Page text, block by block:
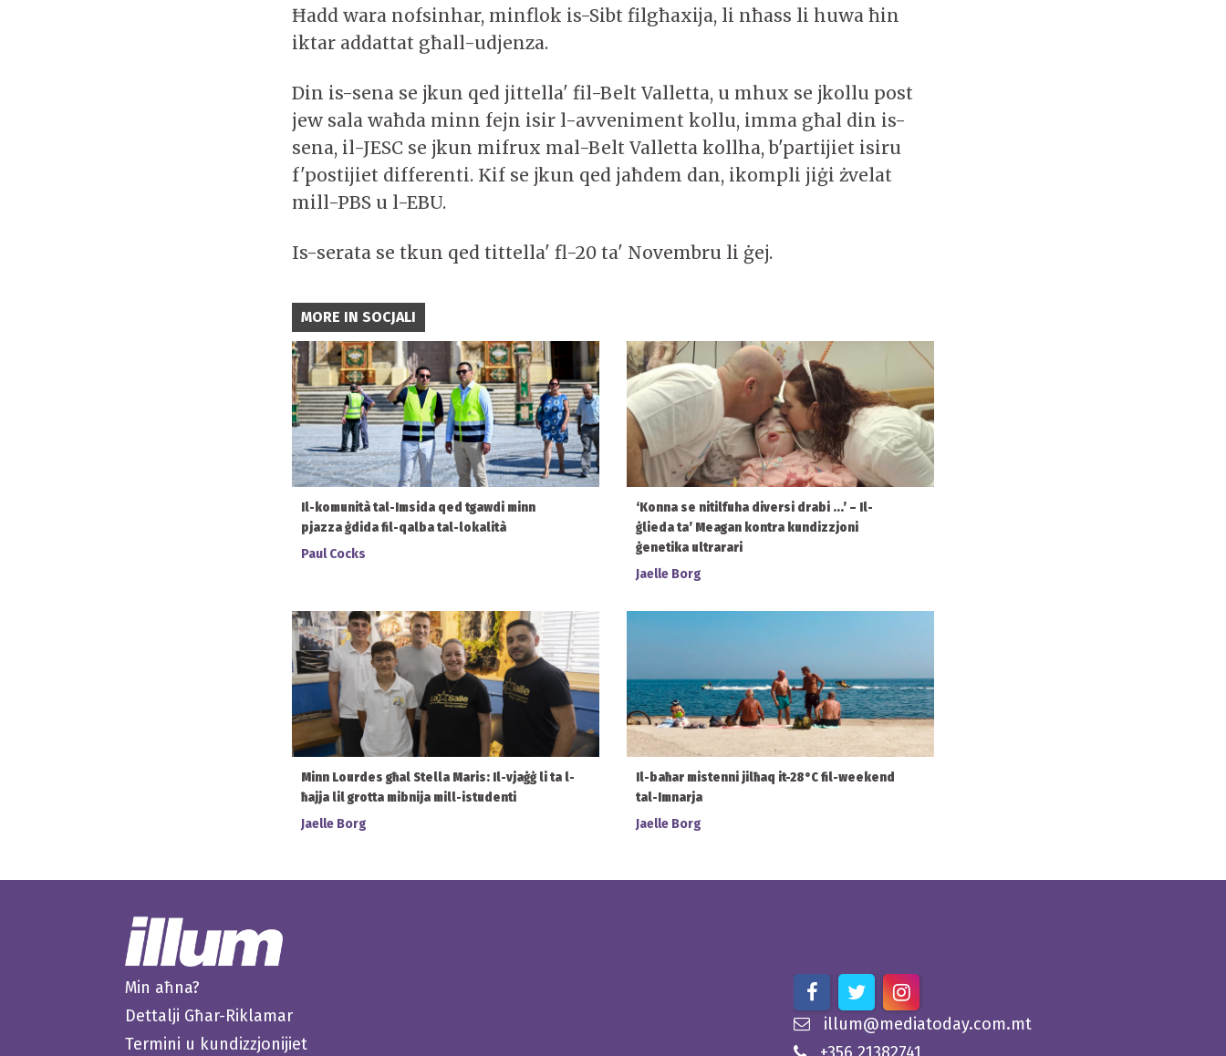
Ħadd wara nofsinhar, minflok is-Sibt filgħaxija, li nħass li huwa ħin
iktar addattat għall-udjenza.
Din is-sena se jkun qed jittella' fil-Belt Valletta, u mhux se jkollu post
jew sala waħda minn fejn isir l-avveniment kollu, imma għal din is-
sena, il-JESC se jkun mifrux mal-Belt Valletta kollha, b'partijiet isiru
f'postijiet differenti. Kif se jkun qed jaħdem dan, ikompli jiġi żvelat
mill-PBS u l-EBU.
Is-serata se tkun qed tittella' fl-20 ta' Novembru li ġej.
MORE IN SOCJALI
Il-komunità tal-Imsida qed tgawdi minn
pjazza ġdida fil-qalba tal-lokalità
Paul Cocks
‘Konna se nitilfuha diversi drabi ...’ – Il-
ġlieda ta’ Meagan kontra kundizzjoni
ġenetika ultrarari
Jaelle Borg
Minn Lourdes għal Stella Maris: Il-vjaġġ li ta l-
ħajja lil grotta mibnija mill-istudenti
Jaelle Borg
Il-baħar mistenni jilħaq it-28°C fil-weekend
tal-Imnarja
Jaelle Borg
Min aħna?
Dettalji Għar-Riklamar
Termini u kundizzjonijiet
illum@mediatoday.com.mt